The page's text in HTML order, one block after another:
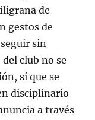
de
gestos de
sin
club no se
sí que se
disciplinario
a través